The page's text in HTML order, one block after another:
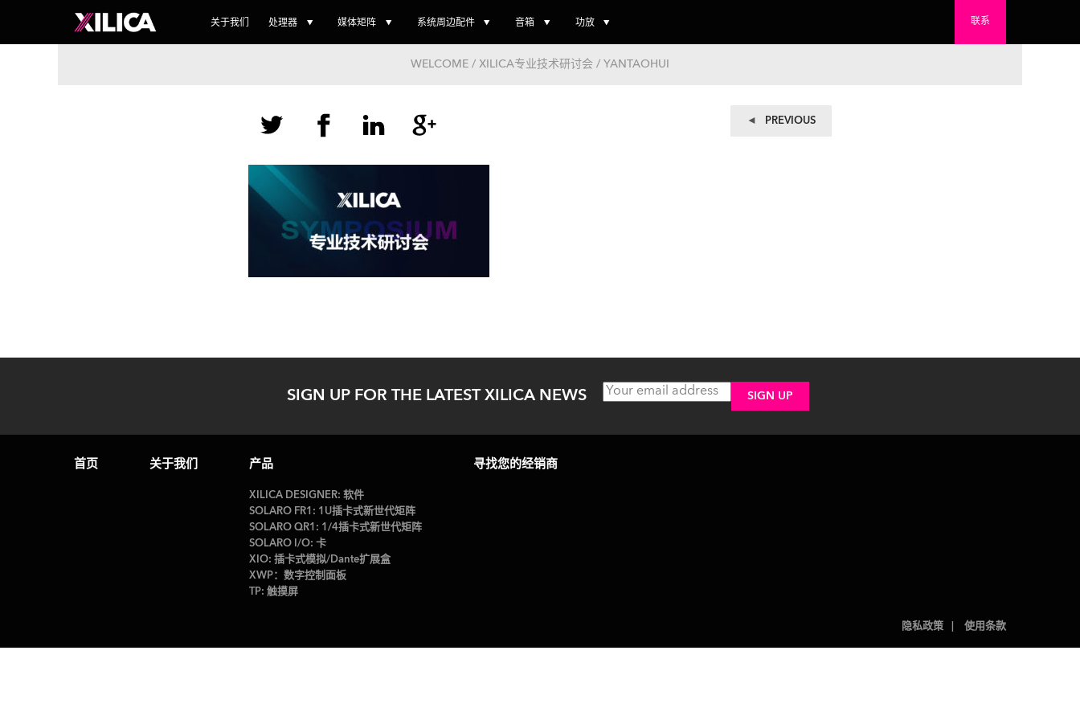
关于我们 处理器 媒体矩阵 系统周边配件 音箱 功放 联系
WELCOME / XILICA专业技术研讨会 / YANTAOHUI
PREVIOUS
SIGN UP FOR THE LATEST XILICA NEWS
首页 关于我们 产品
XILICA DESIGNER: 软件
SOLARO FR1: 1U插卡式新世代矩阵
SOLARO QR1: 1/4插卡式新世代矩阵
SOLARO I/O: 卡
XIO: 插卡式模拟/Dante扩展盒
XWP：数字控制面板
TP: 触摸屏
寻找您的经销商
隐私政策 使用条款